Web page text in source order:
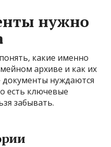
нужно
какие именно
архиве и как их
документы нуждаются
есть ключевые
забывать.